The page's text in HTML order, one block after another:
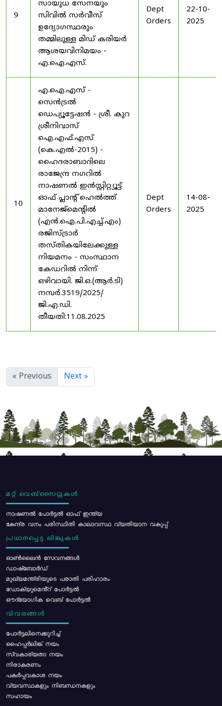
9
സായുധ സേനയും
സിവിൽ സർവീസ്
ഉദ്യോഗസ്ഥരും
തമ്മിലുള്ള മിഡ് കരിയർ
ആശയവിനിമയം -
എ.ഐ.എസ്.
Dept
Orders
22-10-
2025
10
എ.ഐ.എസ് -
സെൻട്രൽ
ഡെപ്യൂട്ടേഷൻ - ശ്രീ. കുറ
ശ്രീനിവാസ്
ഐ.എഫ്.എസ്
(കെ.എൽ-2015) -
ഹൈദരാബാദിലെ
രാജേന്ദ്ര നഗറിൽ
നാഷണൽ ഇൻസ്റ്റിറ്റ്യൂട്ട്
ഓഫ് പ്ലാന്റ് ഹെൽത്ത്
മാനേജ്‌മെന്റിൽ
(എൻ.ഐ.പി.എച്ച്.എം)
രജിസ്ട്രാർ
തസ്തികയിലേക്കുള്ള
നിയമനം - സംസ്ഥാന
കേഡറിൽ നിന്ന്
ഒഴിവായി. ജി.ഒ.(ആർ.ടി)
നമ്പർ.3519/2025/
ജി.എ.ഡി.
തീയതി:11.08.2025
Dept
Orders
14-08-
2025
« Previous Next »
മറ്റ് വെബ്സൈറ്റുകൾ
നാഷണൽ പോർട്ടൽ ഓഫ് ഇന്ത്യ
കേന്ദ്ര വനം പരിസ്ഥിതി കാലാവസ്ഥ വ്യതിയാന വകുപ്പ്
പ്രധാനപ്പെട്ട ലിങ്കുകൾ
ഓൺലൈൻ സേവനങ്ങൾ
ഡാഷ്ബോർഡ്
മുഖ്യമന്ത്രിയുടെ പരാതി പരിഹാരം
ഡോക്യുമെൻ്റ് പോർട്ടൽ
ഔദ്യോഗിക വെബ് പോർട്ടൽ
വിവരങ്ങൾ
പോര്‍ട്ടലിനെക്കുറിച്ച്
ഹൈപ്പർലിങ്ക് നയം
സ്വകാര്യതാ നയം
നിരാകരണം
പകർപ്പവകാശ നയം
വ്യവസ്ഥകളും നിബന്ധനകളും
സഹായം